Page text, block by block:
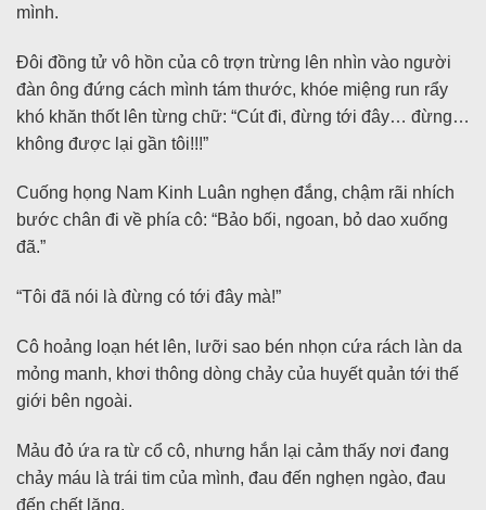
mình.
Đôi đồng tử vô hồn của cô trợn trừng lên nhìn vào người
đàn ông đứng cách mình tám thước, khóe miệng run rẩy
khó khăn thốt lên từng chữ: “Cút đi, đừng tới đây… đừng…
không được lại gần tôi!!!”
Cuống họng Nam Kinh Luân nghẹn đắng, chậm rãi nhích
bước chân đi về phía cô: “Bảo bối, ngoan, bỏ dao xuống
đã.”
“Tôi đã nói là đừng có tới đây mà!”
Cô hoảng loạn hét lên, lưỡi sao bén nhọn cứa rách làn da
mỏng manh, khơi thông dòng chảy của huyết quản tới thế
giới bên ngoài.
Mảu đỏ ứa ra từ cổ cô, nhưng hắn lại cảm thấy nơi đang
chảy máu là trái tim của mình, đau đến nghẹn ngào, đau
đến chết lặng.